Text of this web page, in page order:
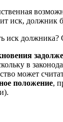
иск, должник
иск
в
может
положение,